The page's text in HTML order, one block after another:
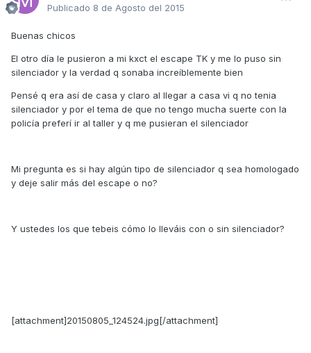
Publicado 8 de Agosto del 2015
Buenas chicos
El otro día le pusieron a mi kxct el escape TK y me lo puso sin
silenciador y la verdad q sonaba increíblemente bien
Pensé q era así de casa y claro al llegar a casa vi q no tenia
silenciador y por el tema de que no tengo mucha suerte con la
policía preferí ir al taller y q me pusieran el silenciador
Mi pregunta es si hay algún tipo de silenciador q sea homologado
y deje salir más del escape o no?
Y ustedes los que tebeis cómo lo lleváis con o sin silenciador?
[attachment]20150805_124524.jpg[/attachment]